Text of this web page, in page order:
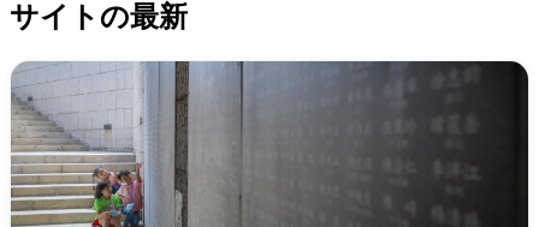
サイトの最新